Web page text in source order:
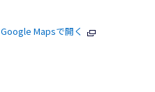
Google Mapsで開く